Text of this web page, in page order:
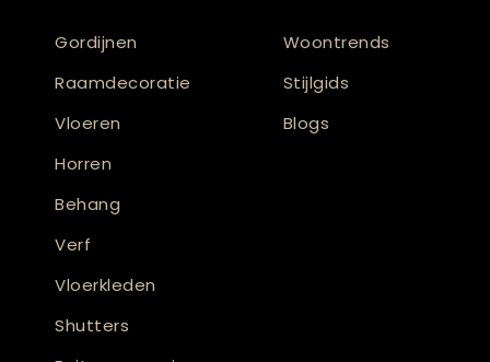
Gordijnen
Raamdecoratie
Vloeren
Horren
Behang
Verf
Vloerkleden
Shutters
Woontrends
Stijlgids
Blogs